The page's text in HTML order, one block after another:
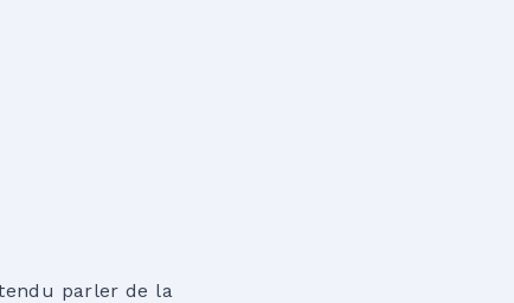
parler de la